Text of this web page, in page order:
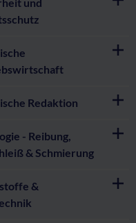
Redaktion
- Reibung,
& Schmierung
&